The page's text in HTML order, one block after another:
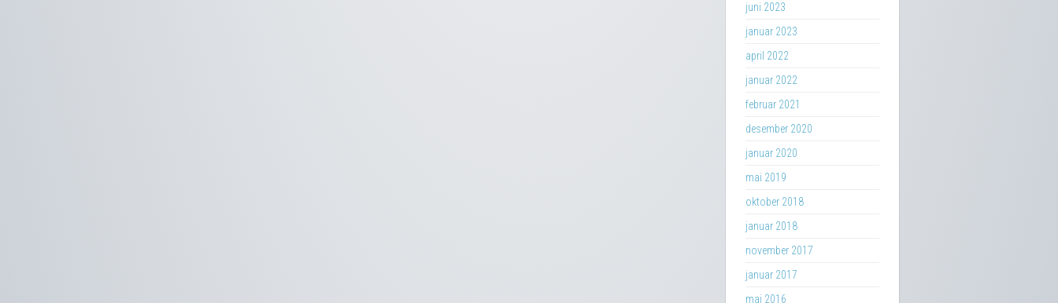
juni 2023
januar 2023
april 2022
januar 2022
februar 2021
desember 2020
januar 2020
mai 2019
oktober 2018
januar 2018
november 2017
januar 2017
mai 2016